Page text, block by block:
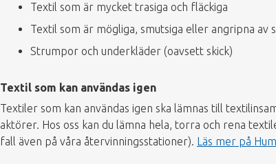
Textil som är mycket trasiga och fläckiga
Textil som är mögliga, smutsiga eller angripna av
Strumpor och underkläder (oavsett skick)
Textil som kan användas igen
Textiler som kan användas igen ska lämnas till
aktörer. Hos oss kan du lämna hela, torra och rena
fall även på våra återvinningsstationer).
Läs mer på